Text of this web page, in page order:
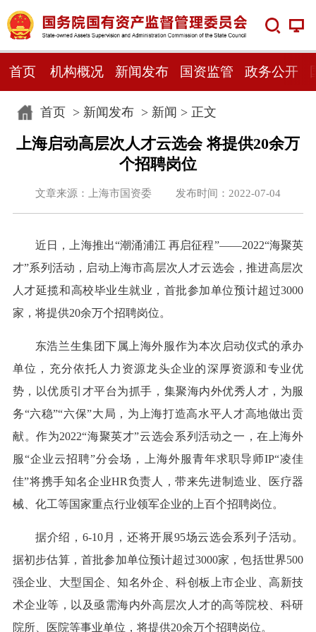
首页 机构概况 新闻发布 国资监管 政务公开
首页> 新闻发布> 新闻 > 正文
上海启动高层次人才云选会 将提供20余万
个招聘岗位
文章来源：上海市国资委 发布时间：2022-07-04
近日，上海推出“潮涌浦江 再启征程”——2022“海聚英
才”系列活动，启动上海市高层次人才云选会，推进高层次
人才延揽和高校毕业生就业，首批参加单位预计超过3000
家，将提供20余万个招聘岗位。
东浩兰生集团下属上海外服作为本次启动仪式的承办
单位，充分依托人力资源龙头企业的深厚资源和专业优
势，以优质引才平台为抓手，集聚海内外优秀人才，为服
务“六稳”“六保”大局，为上海打造高水平人才高地做出贡
献。作为2022“海聚英才”云选会系列活动之一，在上海外
服“企业云招聘”分会场，上海外服青年求职导师IP“凌佳
佳”将携手知名企业HR负责人，带来先进制造业、医疗器
械、化工等国家重点行业领军企业的上百个招聘岗位。
据介绍，6-10月，还将开展95场云选会系列子活动。
据初步估算，首批参加单位预计超过3000家，包括世界500
强企业、大型国企、知名外企、科创板上市企业、高新技
术企业等，以及亟需海内外高层次人才的高等院校、科研
院所、医院等事业单位，将提供20余万个招聘岗位。